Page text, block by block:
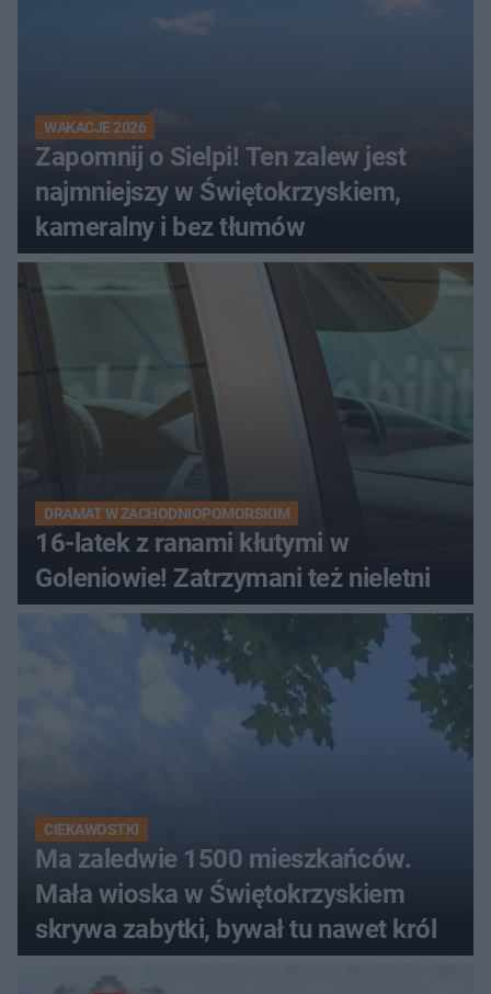
WAKACJE 2026
Zapomnij o Sielpi! Ten zalew jest
najmniejszy w Świętokrzyskiem,
kameralny i bez tłumów
DRAMAT W ZACHODNIOPOMORSKIM
16-latek z ranami kłutymi w
Goleniowie! Zatrzymani też nieletni
CIEKAWOSTKI
Ma zaledwie 1500 mieszkańców.
Mała wioska w Świętokrzyskiem
skrywa zabytki, bywał tu nawet król